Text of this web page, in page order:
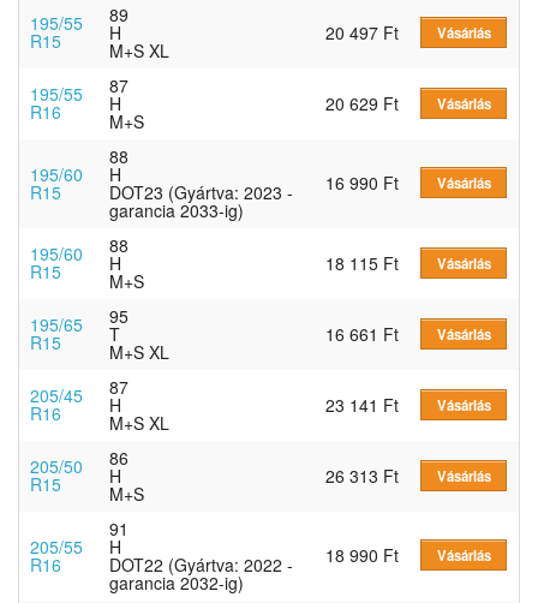
195/55
R15
89
H
M+S XL
20 497 Ft Vásárlás
195/55
R16
87
H
M+S
20 629 Ft Vásárlás
195/60
R15
88
H
DOT23 (Gyártva: 2023 -
garancia 2033-ig)
16 990 Ft Vásárlás
195/60
R15
88
H
M+S
18 115 Ft Vásárlás
195/65
R15
95
T
M+S XL
16 661 Ft Vásárlás
205/45
R16
87
H
M+S XL
23 141 Ft Vásárlás
205/50
R15
86
H
M+S
26 313 Ft Vásárlás
205/55
R16
91
H
DOT22 (Gyártva: 2022 -
garancia 2032-ig)
18 990 Ft Vásárlás